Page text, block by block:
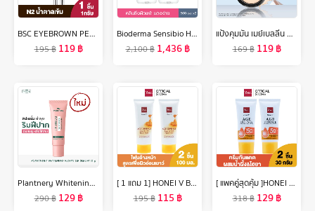
BSC EYEBROWN PENCIL ดินสอเขียนคิ้ว สี N2 น้ำตาลเข้ม ดินสอ เขียน คิ้ว เครื่องสำอาง
195฿ 119฿
Bioderma Sensibio H2O 500ml x2 (Twin Pack) คลีนซิ่งเช็ดทำความสะอาดผิวหน้า สำหรับผิวแพ้ ระคายง่าย
2,100฿ 1,436฿
แป้งคุมมัน เมย์เบลลีน ฟิต มี แมท+พอร์เลส คุมมัน16ชม. 6 กรัม Maybelline FIT ME MATTE+PORELESS POWDER 6 g.(เครื่องสำอาง, แป้งตลับ, แป้งพัฟ)
169฿ 119฿
Plantnery Whitening Vegan Lip Serum 10 g
290฿ 129฿
[ 1 แถม 1] HONEI V BSC AGE DEFENCE CLEAR ANDFIRM FACIAL FOAM โฟมล้างหน้าสูตรเพื่อผิวแลดูอ่อนเยาว์ ฟองโฟมหนานุ่ม ทำความสะอาดผิวหน้าได้อย่างหมดจด ปริมาณ 100 มล.X2
195฿ 115 ฿
[ แพคคู่สุดคุ้ม ]HONEI V BSC AGE DEFENCE SUNSCREEN LIGHT CREAM SPF50+ PA++++ 30 กรัม ครีมกันแดด ผสมน้ำผึ้ง&ไฮยา กันแดดได้...กันแก่ด้วย ครีมกันแดด SPF 50+ PA++++ ช่วยปกป้อง
318฿ 129฿